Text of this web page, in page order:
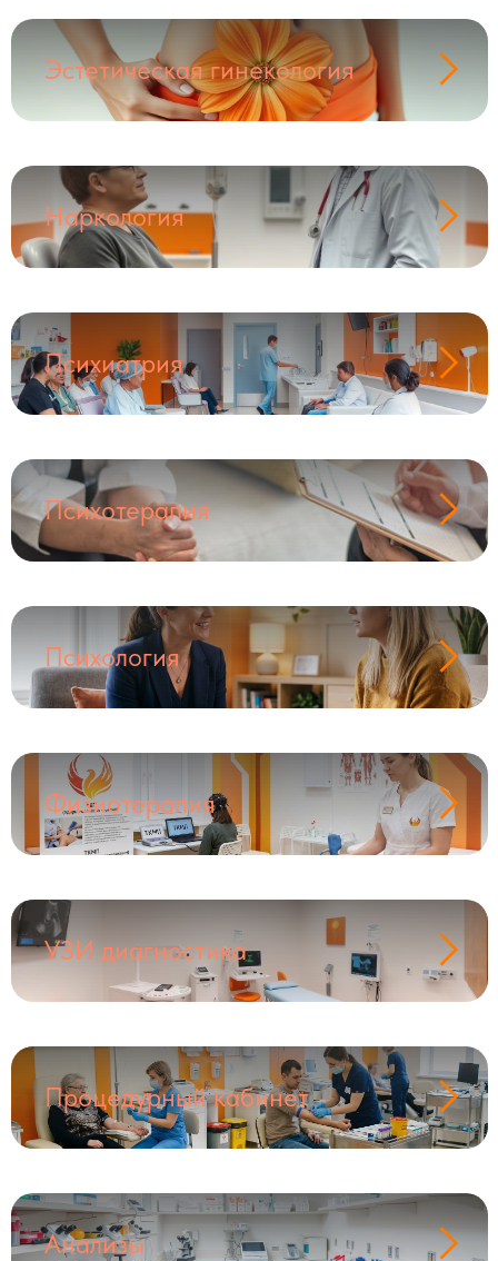
Эстетическая гинекология
Наркология
Психиатрия
Психотерапия
Психология
Физиотерапия
УЗИ диагностика
Процедурный кабинет
Анализы